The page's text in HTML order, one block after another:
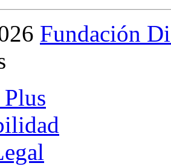
Fundación